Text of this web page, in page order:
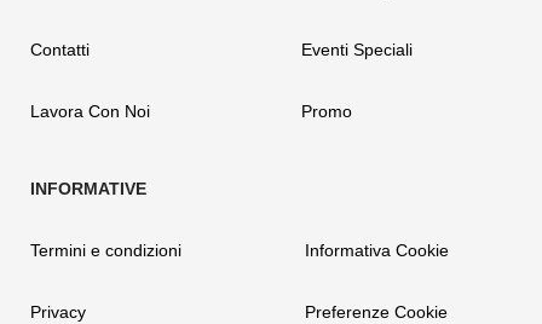
Contatti
Lavora Con Noi
Eventi Speciali
Promo
Termini e condizioni
Privacy
Informativa Cookie
Preferenze Cookie